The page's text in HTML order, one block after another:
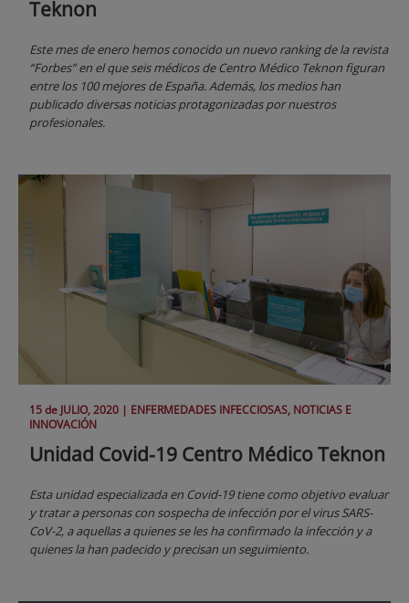
Teknon
Este mes de enero hemos conocido un nuevo ranking de la revista
“Forbes” en el que seis médicos de Centro Médico Teknon figuran
entre los 100 mejores de España. Además, los medios han
publicado diversas noticias protagonizadas por nuestros
profesionales.
15 de JULIO, 2020 | ENFERMEDADES INFECCIOSAS, NOTICIAS E
INNOVACIÓN
Unidad Covid-19 Centro Médico Teknon
Esta unidad especializada en Covid-19 tiene como objetivo evaluar
y tratar a personas con sospecha de infección por el virus SARS-
CoV-2, a aquellas a quienes se les ha confirmado la infección y a
quienes la han padecido y precisan un seguimiento.